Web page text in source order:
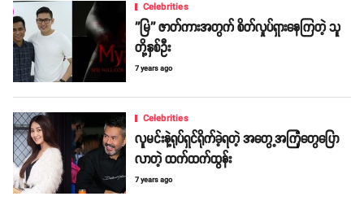
Celebrities
''မြ'' ဇာတ်ကားအတွက် စိတ်လှုပ်ရှားနေကြတဲ့ သူ
တို့နှစ်ဦး
7 years ago
Celebrities
လူမင်းနဲ့ရုပ်ရှင်ရိုက်ခဲ့ရတဲ့ အတွေ့အကြုံတွေပြော
လာတဲ့ ထက်ထက်ထွန်း
7 years ago